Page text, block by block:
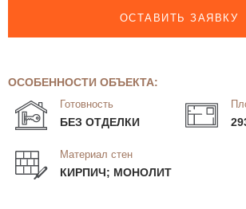
ОСТАВИТЬ ЗАЯВКУ
ОСОБЕННОСТИ ОБЪЕКТА:
Готовность
БЕЗ ОТДЕЛКИ
Материал стен
КИРПИЧ; МОНОЛИТ